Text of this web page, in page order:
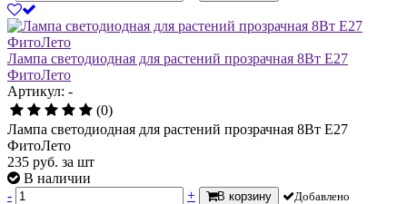
Лампа светодиодная для растений прозрачная 8Вт Е27
ФитоЛето
Артикул: -
(0)
Лампа светодиодная для растений прозрачная 8Вт Е27
ФитоЛето
235 руб. за шт
В наличии
-
+ В корзину Добавлено